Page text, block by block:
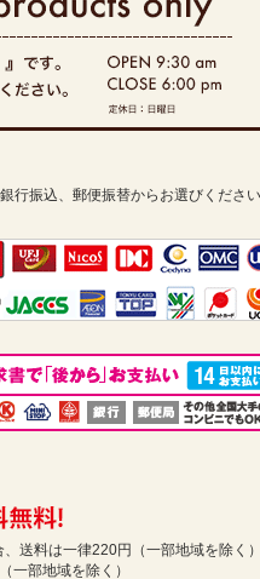
行振込、郵便振替からお選びくださ
送料は一律220円（一部地域を除く
一部地域を除く）